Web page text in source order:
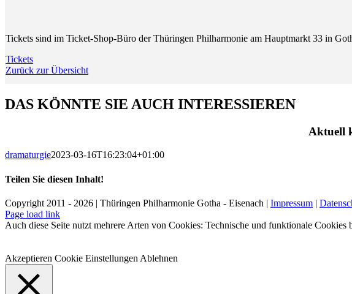
Tickets sind im Ticket-Shop-Büro der Thüringen Philharmonie am Hauptmarkt 33 in
Tickets
Zurück zur Übersicht
DAS KÖNNTE SIE AUCH INTERESSIEREN
Aktuell
dramaturgie2023-03-16T16:23:04+01:00
Teilen Sie diesen Inhalt!
Facebook
X
LinkedIn
E-
Mail
Copyright 2011 - 2026 | Thüringen Philharmonie Gotha - Eisenach | Impressum |
Facebook
Instagram
WhatsApp
YouTube
E-
Mail
Telefon
Page load link
Auch diese Seite nutzt mehrere Arten von Cookies: Technische und funktionale
Akzeptieren Cookie Einstellungen Ablehnen